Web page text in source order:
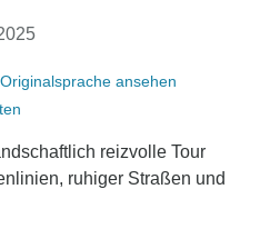
ansehen
reizvolle Tour
ruhiger Straßen und